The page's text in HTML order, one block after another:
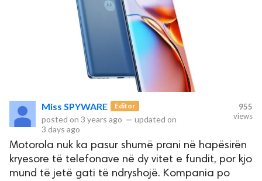
Miss SPYWARE Editor
posted on 3 years ago — updated on
3 days ago
955
views
Motorola nuk ka pasur shumë prani në hapësirën
kryesore të telefonave në dy vitet e fundit, por kjo
mund të jetë gati të ndryshojë. Kompania po